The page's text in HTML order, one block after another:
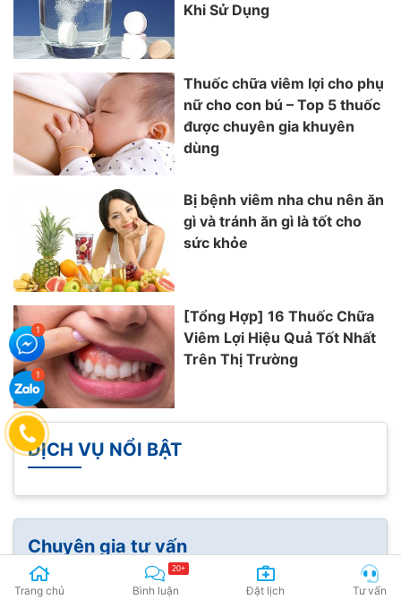
Khi Sử Dụng
Thuốc chữa viêm lợi cho phụ
nữ cho con bú – Top 5 thuốc
được chuyên gia khuyên
dùng
Bị bệnh viêm nha chu nên ăn
gì và tránh ăn gì là tốt cho
sức khỏe
[Tổng Hợp] 16 Thuốc Chữa
Viêm Lợi Hiệu Quả Tốt Nhất
Trên Thị Trường
DỊCH VỤ NỔI BẬT
Chuyên gia tư vấn
Trang chủ Bình luận
20+
Đặt lịch Tư vấn